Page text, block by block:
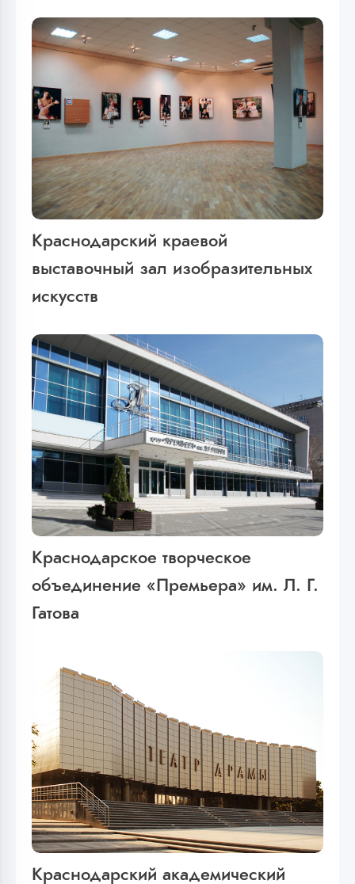
Краснодарский краевой
выставочный зал изобразительных
искусств
Краснодарское творческое
объединение «Премьера» им. Л. Г.
Гатова
Краснодарский академический